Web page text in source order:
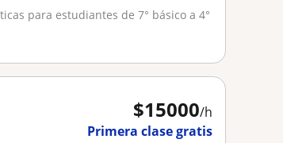
para estudiantes de 7° básico a 4°
$15000/h
Primera clase gratis